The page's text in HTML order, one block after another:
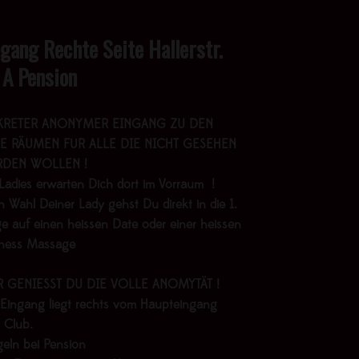
Rechte Seite Hallerstr.
Pension
ANONYMER EINGANG ZU DEN
RÄUMEN FÜR ALLE DIE NICHT GESEHEN
WOLLEN !
erwarten Dich dort im Vorraum !
Wahl Deiner Lady gehst Du direkt in die 1.
auf einen heissen Date oder einer heissen
Massage
GENIESST DU DIE VOLLE ANOMYTÄT !
liegt rechts vom Haupteingang
Club.
bei Pension